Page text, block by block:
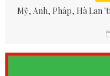
Mỹ, Anh, Pháp, Hà Lan